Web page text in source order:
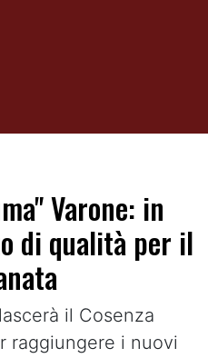
Varone: in
di qualità per il
il Cosenza
raggiungere i nuovi